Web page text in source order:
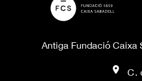
Antiga Fundació Caixa
C.